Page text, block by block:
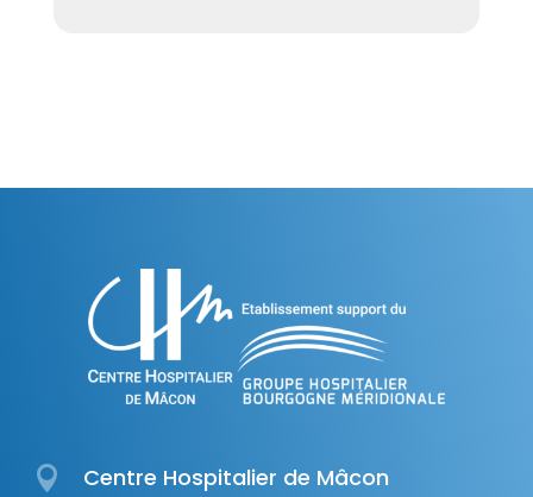
 Centre Hospitalier de Mâcon